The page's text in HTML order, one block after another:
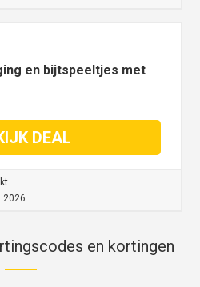
en bijtspeeltjes met
DEAL
2026
en kortingen